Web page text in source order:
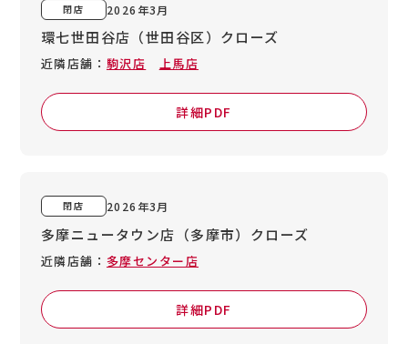
閉店 2026年3月
環七世田谷店（世田谷区） クローズ
近隣店舗： 駒沢店 上馬店
詳細PDF
閉店 2026年3月
多摩ニュータウン店（多摩市） クローズ
近隣店舗： 多摩センター店
詳細PDF